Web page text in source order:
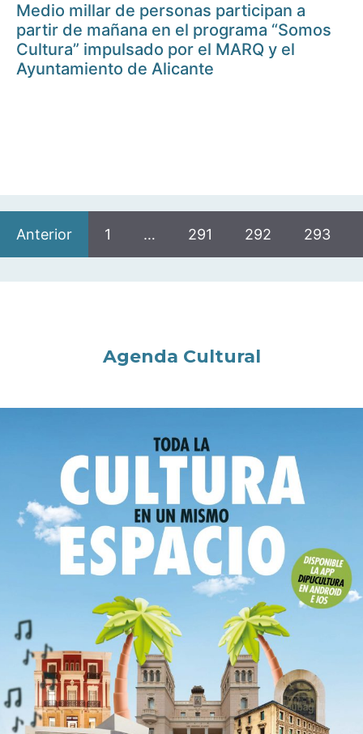
Medio millar de personas participan a
partir de mañana en el programa “Somos
Cultura” impulsado por el MARQ y el
Ayuntamiento de Alicante
Anterior 1 … 291 292 293
Agenda Cultural